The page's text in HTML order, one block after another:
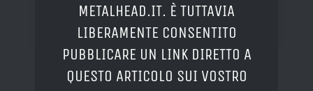
METALHEAD.IT. È TUTTAVIA
LIBERAMENTE CONSENTITO
PUBBLICARE UN LINK DIRETTO A
QUESTO ARTICOLO SUI VOSTRO